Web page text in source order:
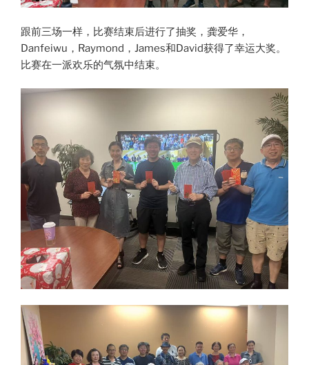
跟前三场一样，比赛结束后进行了抽奖，龚爱华，
Danfeiwu，Raymond，James和David获得了幸运大奖。
比赛在一派欢乐的气氛中结束。